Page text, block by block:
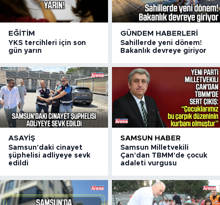
EĞITIM
YKS tercihleri için son
gün yarın
GÜNDEM HABERLERI
Sahillerde yeni dönem!
Bakanlık devreye giriyor
ASAYIŞ
Samsun'daki cinayet
şüphelisi adliyeye sevk
edildi
SAMSUN HABER
Samsun Milletvekili
Çan'dan TBMM'de çocuk
adaleti vurgusu